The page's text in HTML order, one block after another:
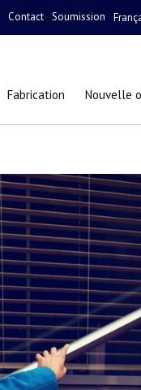
Contact Soumission
Fabrication Nouvelle